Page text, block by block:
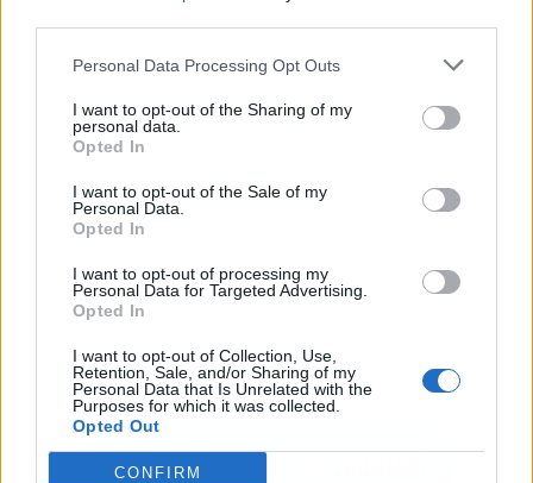
Personal Data Processing Opt Outs
I want to opt-out of the Sharing of my
personal data.
Opted In
I want to opt-out of the Sale of my
Personal Data.
Opted In
I want to opt-out of processing my
Personal Data for Targeted Advertising.
Opted In
I want to opt-out of Collection, Use,
Retention, Sale, and/or Sharing of my
Personal Data that Is Unrelated with the
Purposes for which it was collected.
Opted Out
CONFIRM